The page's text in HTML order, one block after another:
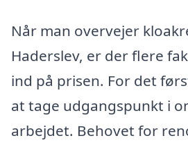
Når man overvejer
Haderslev, er der flere
ind på prisen. For det
at tage udgangspunkt i
arbejdet. Behovet for